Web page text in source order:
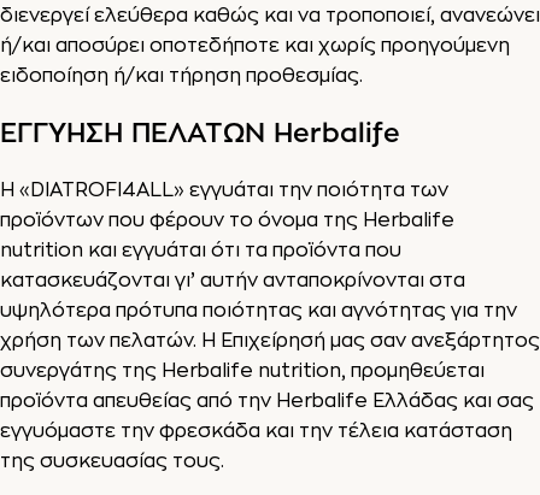
διενεργεί ελεύθερα καθώς και να τροποποιεί, ανανεώνει
ή/και αποσύρει οποτεδήποτε και χωρίς προηγούμενη
ειδοποίηση ή/και τήρηση προθεσμίας.
ΕΓΓΥΗΣΗ ΠΕΛΑΤΩΝ Herbalife
Η «DIATROFI4ALL» εγγυάται την ποιότητα των
προϊόντων που φέρουν το όνομα της Herbalife
nutrition και εγγυάται ότι τα προϊόντα που
κατασκευάζονται γι’ αυτήν ανταποκρίνονται στα
υψηλότερα πρότυπα ποιότητας και αγνότητας για την
χρήση των πελατών. Η Επιχείρησή μας σαν ανεξάρτητος
συνεργάτης της Herbalife nutrition, προμηθεύεται
προϊόντα απευθείας από την Herbalife Ελλάδας και σας
εγγυόμαστε την φρεσκάδα και την τέλεια κατάσταση
της συσκευασίας τους.